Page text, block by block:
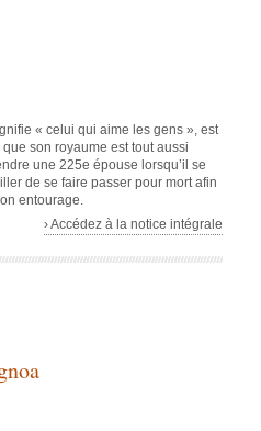
« celui qui aime les gens », est
son royaume est tout aussi
une 225e épouse lorsqu’il se
de se faire passer pour mort afin
entourage.
› Accédez à la notice intégrale